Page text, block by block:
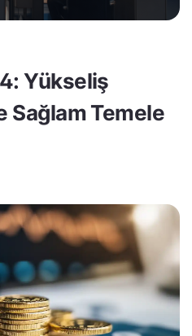
Yükseliş
Sağlam Temele